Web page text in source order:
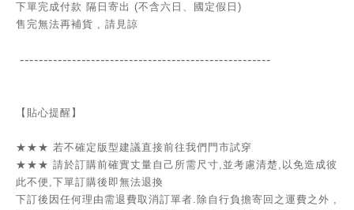
下單完成付款 隔日寄出 (不含六日、國定假日)
售完無法再補貨 , 請見諒
-----------------------------------------------------
【貼心提醒】
★★★ 若不確定版型建議直接前往我們門市試穿
★★★ 請於訂購前確實丈量自己所需尺寸,並考慮清楚,以免造成彼
此不便,下單訂購後即無法退換
下訂後因 任何理由 需退費取消訂單者.除自行負擔寄回之運費之外 ,